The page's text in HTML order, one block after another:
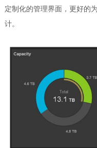
定制化的管理界面，更好的
计。